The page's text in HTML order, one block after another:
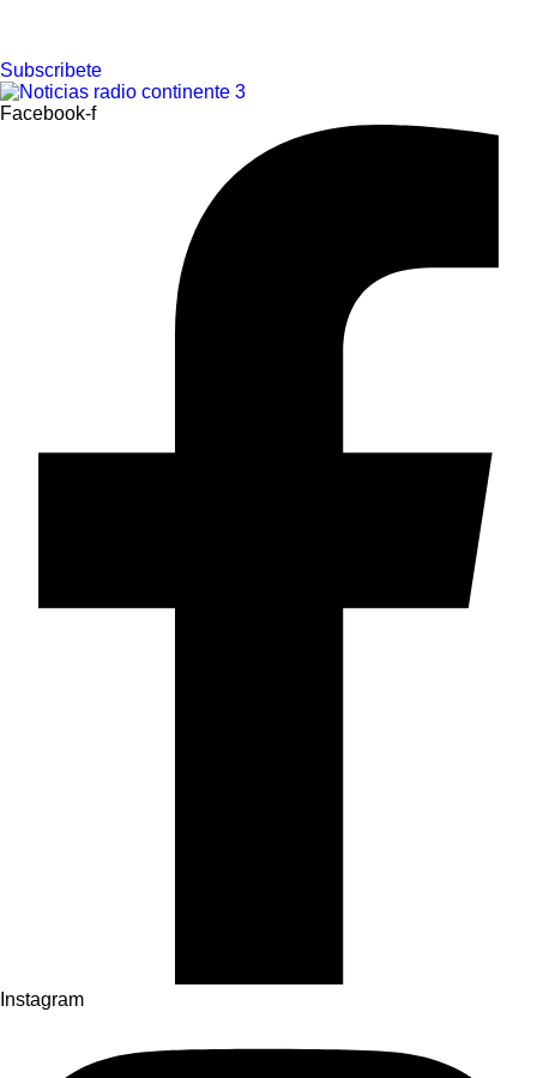
Ir
al
contenido
Subscribete
Facebook-f
Instagram